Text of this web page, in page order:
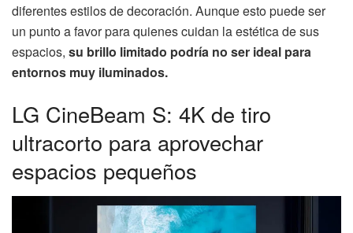
diferentes estilos de decoración. Aunque esto puede ser
un punto a favor para quienes cuidan la estética de sus
espacios, su brillo limitado podría no ser ideal para
entornos muy iluminados.
LG CineBeam S: 4K de tiro
ultracorto para aprovechar
espacios pequeños